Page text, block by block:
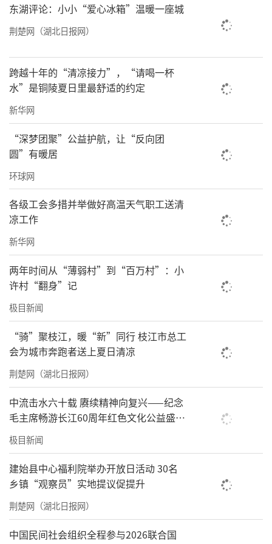
北京乾圆国学文化研究院四川分院主任 朱鹏达
重庆南川金佛山中医院院长 沈永钢先生致辞
东湖评论：小小“爱心冰箱”温暖一座城
荆楚网（湖北日报网）
跨越十年的“清凉接力”，“请喝一杯
水”是铜陵夏日里最舒适的约定
新华网
“深梦团聚”公益护航，让“反向团
圆”有暖居
环球网
各级工会多措并举做好高温天气职工送清
凉工作
新华网
两年时间从“薄弱村”到“百万村”：小
许村“翻身”记
极目新闻
“骑”聚枝江，暖“新”同行 枝江市总工
会为城市奔跑者送上夏日清凉
荆楚网（湖北日报网）
中流击水六十载 赓续精神向复兴——纪念
毛主席畅游长江60周年红色文化公益盛典
在武汉举办
极目新闻
建始县中心福利院举办开放日活动 30名
乡镇“观察员”实地提议促提升
荆楚网（湖北日报网）
中国民间社会组织全程参与2026联合国